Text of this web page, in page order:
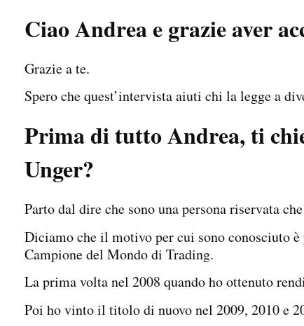
Ciao Andrea e grazie aver
Grazie a te.
Spero che quest’intervista aiuti chi la legge a
Prima di tutto Andrea, ti
Unger?
Parto dal dire che sono una persona riservata
Diciamo che il motivo per cui sono conosciuto
Campione del Mondo di Trading.
La prima volta nel 2008 quando ho ottenuto
Poi ho vinto il titolo di nuovo nel 2009, 2010 e